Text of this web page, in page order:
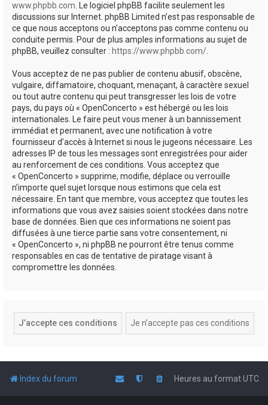
www.phpbb.com. Le logiciel phpBB facilite seulement les
discussions sur Internet. phpBB Limited n’est pas responsable de
ce que nous acceptons ou n’acceptons pas comme contenu ou
conduite permis. Pour de plus amples informations au sujet de
phpBB, veuillez consulter : https://www.phpbb.com/.
Vous acceptez de ne pas publier de contenu abusif, obscène,
vulgaire, diffamatoire, choquant, menaçant, à caractère sexuel
ou tout autre contenu qui peut transgresser les lois de votre
pays, du pays où « OpenConcerto » est hébergé ou les lois
internationales. Le faire peut vous mener à un bannissement
immédiat et permanent, avec une notification à votre
fournisseur d’accès à Internet si nous le jugeons nécessaire. Les
adresses IP de tous les messages sont enregistrées pour aider
au renforcement de ces conditions. Vous acceptez que
« OpenConcerto » supprime, modifie, déplace ou verrouille
n’importe quel sujet lorsque nous estimons que cela est
nécessaire. En tant que membre, vous acceptez que toutes les
informations que vous avez saisies soient stockées dans notre
base de données. Bien que ces informations ne soient pas
diffusées à une tierce partie sans votre consentement, ni
« OpenConcerto », ni phpBB ne pourront être tenus comme
responsables en cas de tentative de piratage visant à
compromettre les données.
Index du forum Heures au formatUTC